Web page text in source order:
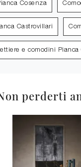
Cosenza
Castrovillari
e comodini Pianca
perderti